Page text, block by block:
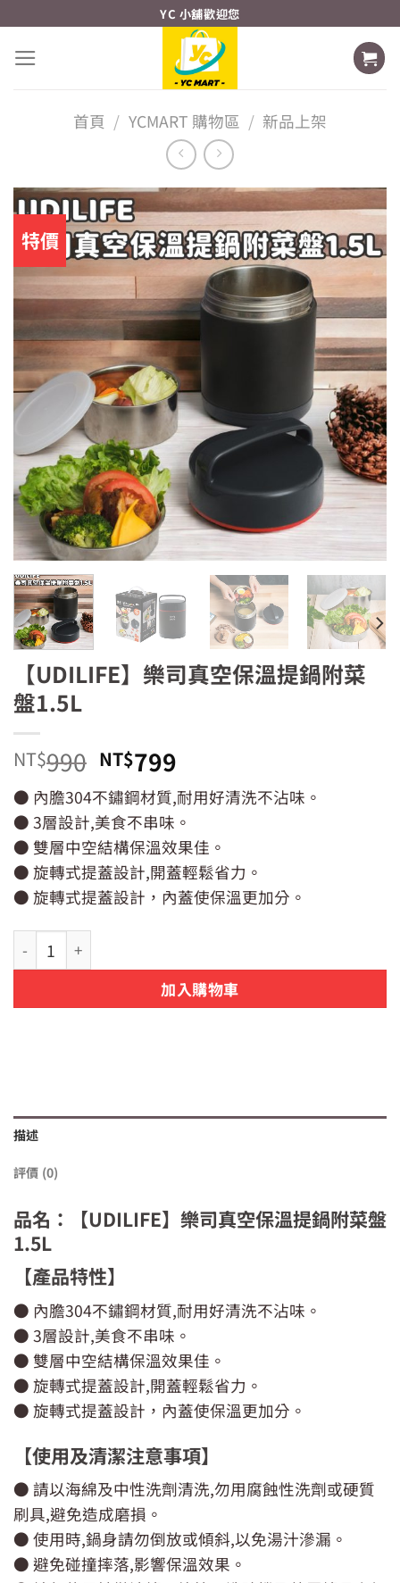
content
YC 小舖歡迎您
首頁 / YCMART 購物區 / 新品上架
特價
【UDILIFE】樂司真空保溫提鍋附菜
盤1.5L
NT$990 原
始
價
格：
NT$990。
NT$799目
前
價
格：
NT$799。
● 內膽304不鏽鋼材質,耐用好清洗不沾味。
● 3層設計,美食不串味。
● 雙層中空結構保溫效果佳。
● 旋轉式提蓋設計,開蓋輕鬆省力。
● 旋轉式提蓋設計，內蓋使保溫更加分。
【UDILIFE】樂司真空保溫提鍋附菜盤1.5L 數量
加入購物車
描述
評價 (0)
品名：【UDILIFE】樂司真空保溫提鍋附菜盤
1.5L
【產品特性】
● 內膽304不鏽鋼材質,耐用好清洗不沾味。
● 3層設計,美食不串味。
● 雙層中空結構保溫效果佳。
● 旋轉式提蓋設計,開蓋輕鬆省力。
● 旋轉式提蓋設計，內蓋使保溫更加分。
【使用及清潔注意事項】
● 請以海綿及中性洗劑清洗,勿用腐蝕性洗劑或硬質
刷具,避免造成磨損。
● 使用時,鍋身請勿倒放或傾斜,以免湯汁滲漏。
● 避免碰撞摔落,影響保溫效果。